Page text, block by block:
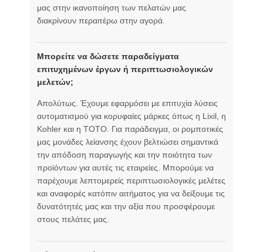
μας στην ικανοποίηση των πελατών μας
διακρίνουν περαιτέρω στην αγορά.
Μπορείτε να δώσετε παραδείγματα
επιτυχημένων έργων ή περιπτωσιολογικών
μελετών;
Απολύτως. Έχουμε εφαρμόσει με επιτυχία λύσεις
αυτοματισμού για κορυφαίες μάρκες όπως η Lixil, η
Kohler και η TOTO. Για παράδειγμα, οι ρομποτικές
μας μονάδες λείανσης έχουν βελτιώσει σημαντικά
την απόδοση παραγωγής και την ποιότητα των
προϊόντων για αυτές τις εταιρείες. Μπορούμε να
παρέχουμε λεπτομερείς περιπτωσιολογικές μελέτες
και αναφορές κατόπιν αιτήματος για να δείξουμε τις
δυνατότητές μας και την αξία που προσφέρουμε
στους πελάτες μας.